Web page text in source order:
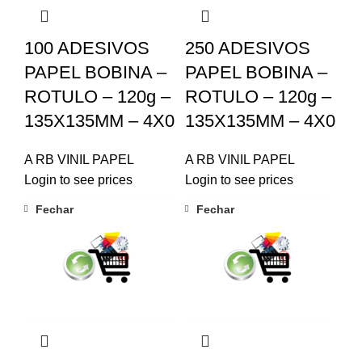
100 ADESIVOS
PAPEL BOBINA –
ROTULO – 120g –
135X135MM – 4X0
A RB VINIL PAPEL
Login to see prices
250 ADESIVOS
PAPEL BOBINA –
ROTULO – 120g –
135X135MM – 4X0
A RB VINIL PAPEL
Login to see prices
Fechar Fechar